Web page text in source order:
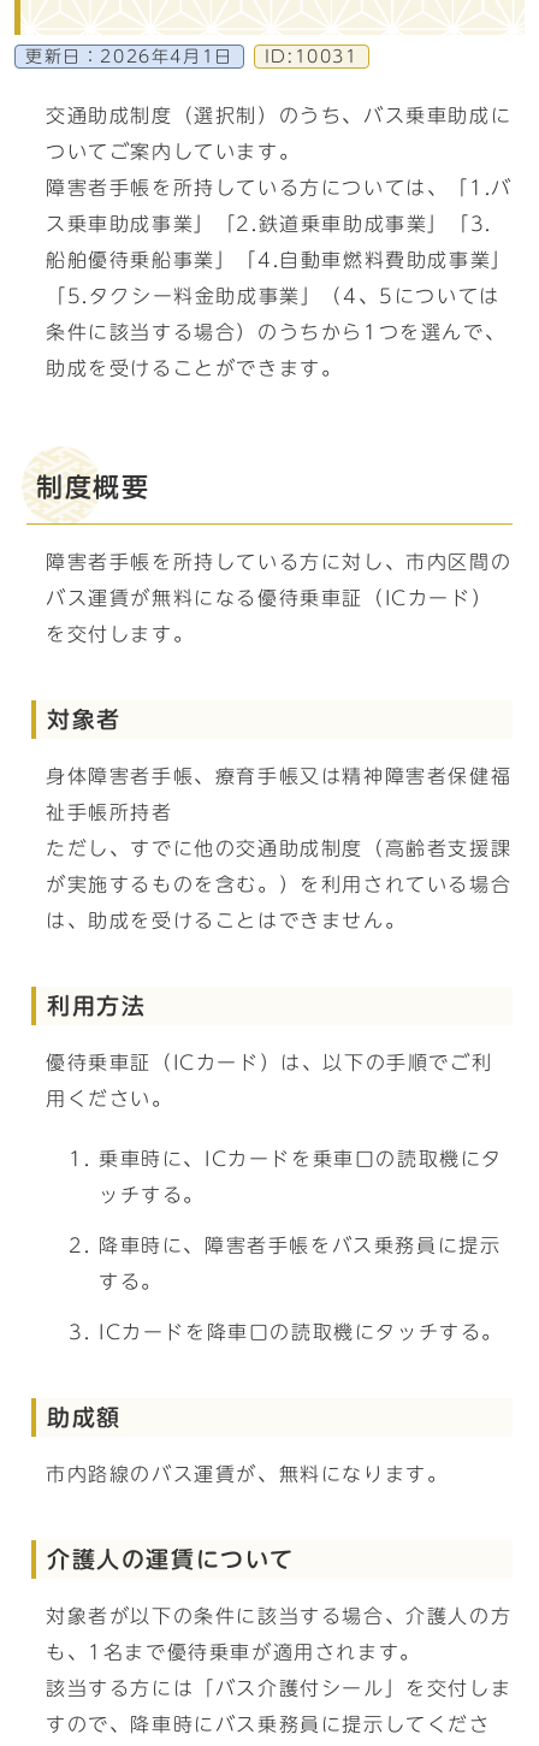
更新日： 2026年4月1日 ID:10031
交通助成制度（選択制）のうち、バス乗車助成に
ついてご案内しています。
障害者手帳を所持している方については、「1.バ
ス乗車助成事業」「2.鉄道乗車助成事業」「3.
船舶優待乗船事業」「4.自動車燃料費助成事業」
「5.タクシー料金助成事業」（4、5については
条件に該当する場合）のうちから1つを選んで、
助成を受けることができます。
制度概要
障害者手帳を所持している方に対し、市内区間の
バス運賃が無料になる優待乗車証（ICカード）
を交付します。
対象者
身体障害者手帳、療育手帳又は精神障害者保健福
祉手帳所持者
ただし、すでに他の交通助成制度（高齢者支援課
が実施するものを含む。）を利用されている場合
は、助成を受けることはできません。
利用方法
優待乗車証（ICカード）は、以下の手順でご利
用ください。
乗車時に、ICカードを乗車口の読取機にタ
ッチする。
降車時に、障害者手帳をバス乗務員に提示
する。
ICカードを降車口の読取機にタッチする。
助成額
市内路線のバス運賃が、無料になります。
介護人の運賃について
対象者が以下の条件に該当する場合、介護人の方
も、1名まで優待乗車が適用されます。
該当する方には「バス介護付シール」を交付しま
すので、降車時にバス乗務員に提示してくださ